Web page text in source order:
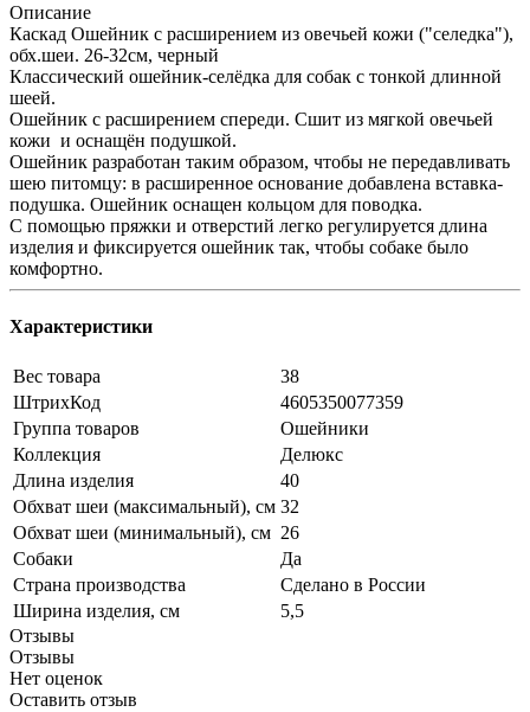
Описание
Каскад Ошейник с расширением из овечьей кожи ("селедка"),
обх.шеи. 26-32см, черный
Классический ошейник-селёдка для собак с тонкой длинной
шеей.
Ошейник с расширением спереди. Сшит из мягкой овечьей
кожи и оснащён подушкой.
Ошейник разработан таким образом, чтобы не передавливать
шею питомцу: в расширенное основание добавлена вставка-
подушка. Ошейник оснащен кольцом для поводка.
С помощью пряжки и отверстий легко регулируется длина
изделия и фиксируется ошейник так, чтобы собаке было
комфортно.
Характеристики
Вес товара
38
ШтрихКод
4605350077359
Группа товаров
Ошейники
Коллекция
Делюкс
Длина изделия
40
Обхват шеи (максимальный), см 32
Обхват шеи (минимальный), см 26
Собаки
Да
Страна производства
Сделано в России
Ширина изделия, см
5,5
Отзывы
Отзывы
Нет оценок
Оставить отзыв